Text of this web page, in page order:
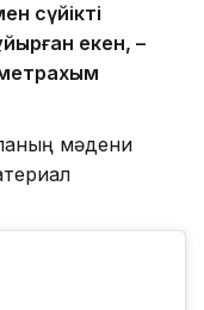
сүйікті
екен, –
мәдени